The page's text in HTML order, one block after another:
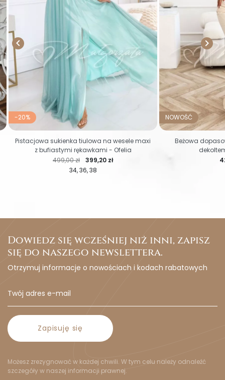

-20%
34 36 38
Cena regularna
499,00 zł Cena
399,20 zł
Pistacjowa sukienka tiulowa na wesele maxi
z bufiastymi rękawkami - Ofelia
NOWOŚĆ
Beżowa

Dowiedz się wcześniej niż inni, zapisz
się do naszego newslettera.
Otrzymuj informacje o nowościach i kodach rabatowych
Zapisuję się
Możesz zrezygnować w każdej chwili. W tym celu należy odnaleźć
szczegóły w naszej informacji prawnej.